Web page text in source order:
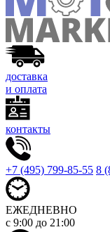
доставка
и оплата
контакты
+7 (495) 799-85-55 8
ЕЖЕДНЕВНО
с 9:00 до 21:00